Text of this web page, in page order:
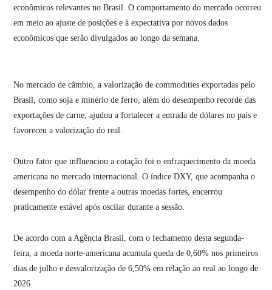
econômicos relevantes no Brasil. O comportamento do mercado ocorreu
em meio ao ajuste de posições e à expectativa por novos dados
econômicos que serão divulgados ao longo da semana.
No mercado de câmbio, a valorização de commodities exportadas pelo
Brasil, como soja e minério de ferro, além do desempenho recorde das
exportações de carne, ajudou a fortalecer a entrada de dólares no país e
favoreceu a valorização do real.
Outro fator que influenciou a cotação foi o enfraquecimento da moeda
americana no mercado internacional. O índice DXY, que acompanha o
desempenho do dólar frente a outras moedas fortes, encerrou
praticamente estável após oscilar durante a sessão.
De acordo com a Agência Brasil, com o fechamento desta segunda-
feira, a moeda norte-americana acumula queda de 0,60% nos primeiros
dias de julho e desvalorização de 6,50% em relação ao real ao longo de
2026.